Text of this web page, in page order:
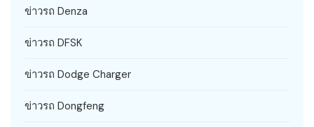
ข่าวรถ Denza
ข่าวรถ DFSK
ข่าวรถ Dodge Charger
ข่าวรถ Dongfeng